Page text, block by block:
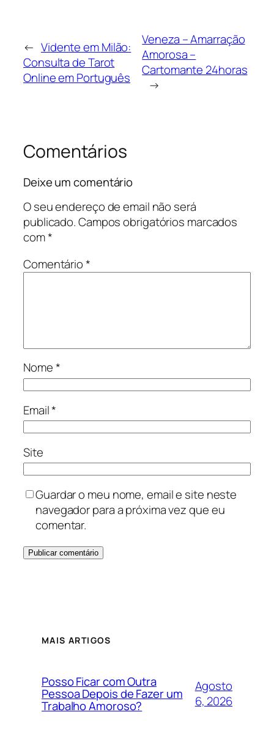
← Vidente em Milão:
Consulta de Tarot
Online em Português
Veneza – Amarração
Amorosa –
Cartomante 24horas
→
Comentários
Deixe um comentário
O seu endereço de email não será
publicado.Campos obrigatórios marcados
com*
Comentário*
Nome*
Email*
Site
Guardar o meu nome, email e site neste
navegador para a próxima vez que eu
comentar.
MAIS ARTIGOS
Posso Ficar com Outra
Pessoa Depois de Fazer um
Trabalho Amoroso?
Agosto
6, 2026